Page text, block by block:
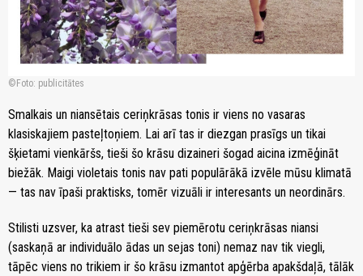
Foto: publicitātes
Smalkais un niansētais ceriņkrāsas tonis ir viens no vasaras
klasiskajiem pasteļtoņiem. Lai arī tas ir diezgan prasīgs un tikai
šķietami vienkāršs, tieši šo krāsu dizaineri šogad aicina izmēģināt
biežāk. Maigi violetais tonis nav pati populārākā izvēle mūsu klimatā
— tas nav īpaši praktisks, tomēr vizuāli ir interesants un neordinārs.
Stilisti uzsver, ka atrast tieši sev piemērotu ceriņkrāsas niansi
(saskaņā ar individuālo ādas un sejas toni) nemaz nav tik viegli,
tāpēc viens no trikiem ir šo krāsu izmantot apģērba apakšdaļā, tālāk